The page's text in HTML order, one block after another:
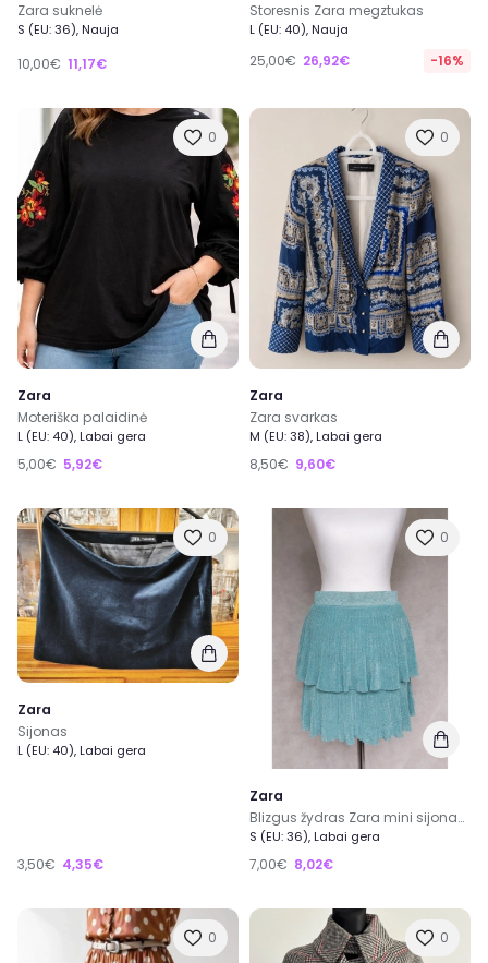
Zara suknelė
S (EU: 36), Nauja
10,00€ 11,17€
Storesnis Zara megztukas
L (EU: 40), Nauja
25,00€ 26,92€ -16%
0
Zara
Moteriška palaidinė
L (EU: 40), Labai gera
5,00€ 5,92€
0
Zara
Zara svarkas
M (EU: 38), Labai gera
8,50€ 9,60€
0
Zara
Sijonas
L (EU: 40), Labai gera
3,50€ 4,35€
0
Zara
Blizgus žydras Zara mini sijonas, S dydis
S (EU: 36), Labai gera
7,00€ 8,02€
0 0